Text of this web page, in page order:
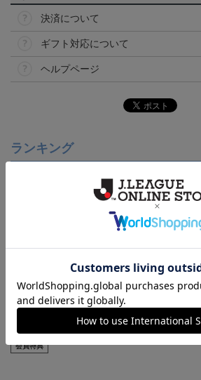
決済について
ギフト対応について
ヘルプページ
ランキング
【S～4XL】2026/27ユニ
フォーム オーセンティッ
21,450円～25,950円
会員特典
ジュビロ磐田 チルタリ
ス タオルマフラー